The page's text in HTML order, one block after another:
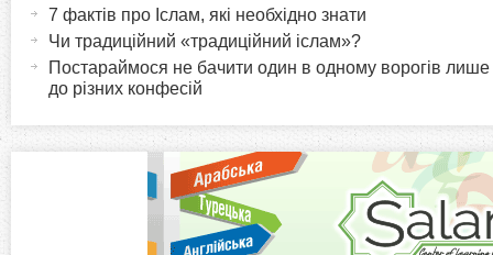
z в
7 фактів про Іслам, які необхідно знати
Чи традиційний «традиційний іслам»?
Постараймося не бачити один в одному ворогів лише
до різних конфесій